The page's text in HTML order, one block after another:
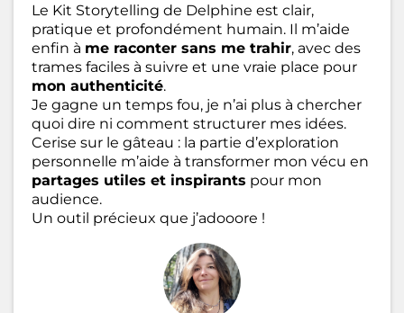
Le Kit Storytelling de Delphine est clair,
pratique et profondément humain. Il m’aide
enfin à me raconter sans me trahir, avec des
trames faciles à suivre et une vraie place pour
mon authenticité.
Je gagne un temps fou, je n’ai plus à chercher
quoi dire ni comment structurer mes idées.
Cerise sur le gâteau : la partie d’exploration
personnelle m’aide à transformer mon vécu en
partages utiles et inspirants pour mon
audience.
Un outil précieux que j’adooore !